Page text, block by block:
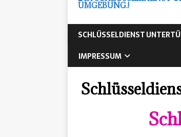
UMGEBUNG.!
SCHLÜSSELDIENST
IMPRESSUM